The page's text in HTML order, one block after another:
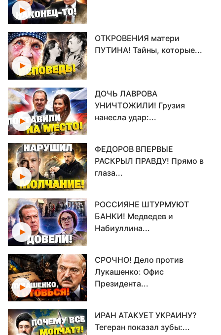
ОТКРОВЕНИЯ матери
ПУТИНА! Тайны, которые...
ДОЧЬ ЛАВРОВА
УНИЧТОЖИЛИ! Грузия
нанесла удар:...
ФЕДОРОВ ВПЕРВЫЕ
РАСКРЫЛ ПРАВДУ! Прямо в
глаза...
РОССИЯНЕ ШТУРМУЮТ
БАНКИ! Медведев и
Набиуллина...
СРОЧНО! Дело против
Лукашенко: Офис
Президента...
ИРАН АТАКУЕТ УКРАИНУ?
Тегеран показал зубы:...